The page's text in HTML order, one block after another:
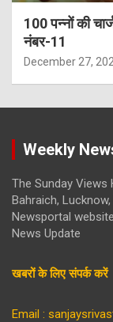
100 पन्नों की
नंबर-11
December 27,
Weekly
The Sunday Views
Bahraich,
Newsportal
News Update
खबरों के लिए संपर्क
Email :